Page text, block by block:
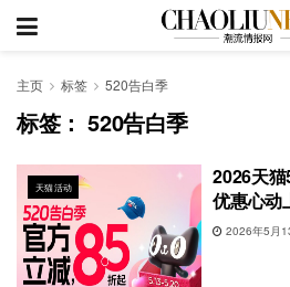
主页 标签 520告白季
标签：520告白季
天猫活动
2026天
优惠心动
2026年5月